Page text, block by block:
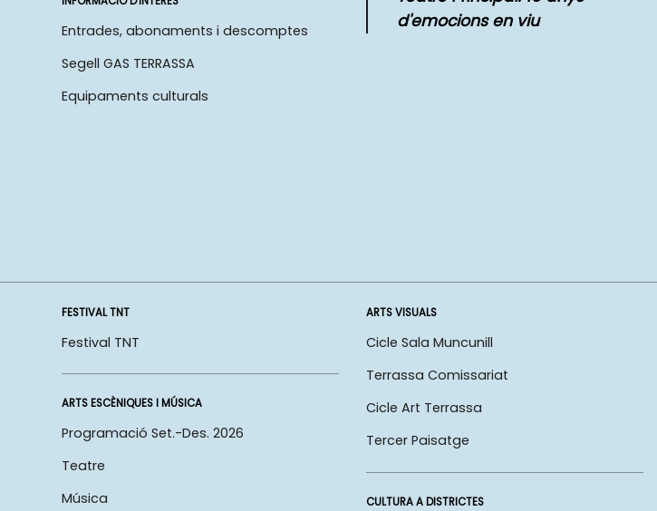
Entrades, abonaments i descomptes
Segell GAS TERRASSA
Equipaments culturals
d'emocions en viu
FESTIVAL TNT
Festival TNT
ARTS ESCÈNIQUES I MÚSICA
Programació Set.-Des. 2026
Teatre
Música
ARTS VISUALS
Cicle Sala Muncunill
Terrassa Comissariat
Cicle Art Terrassa
Tercer Paisatge
CULTURA A DISTRICTES